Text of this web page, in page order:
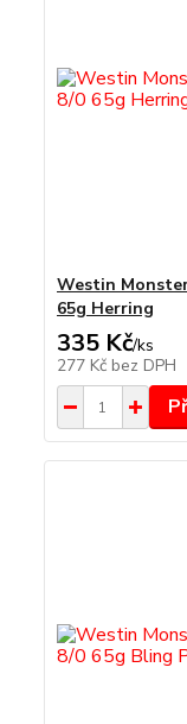
Westin
65g Herring
335 Kč/ks
277 Kč bez DPH